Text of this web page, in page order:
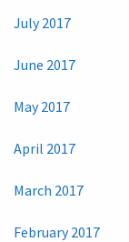
July 2017
June 2017
May 2017
April 2017
March 2017
February 2017